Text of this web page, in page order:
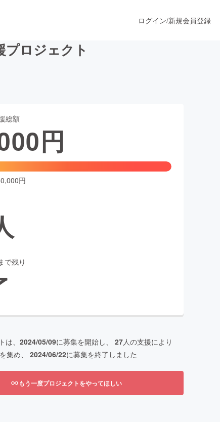
ファッション
ログイン/新規会員登録
ロジェクト
総額
円
円
で残り
、 2024/05/09に募集を開始し、 27人の支援により
集め、 2024/06/22に募集を終了しました
もう一度プロジェクトをやってほしい